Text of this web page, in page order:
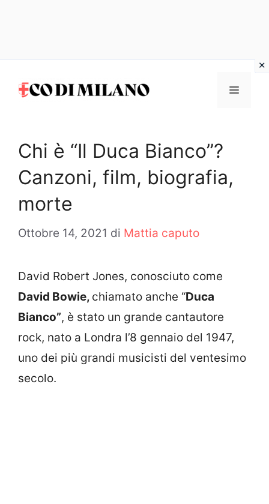
MENU
Chi è “Il Duca Bianco”?
Canzoni, film, biografia,
morte
Ottobre 14, 2021 di Mattia caputo
David Robert Jones, conosciuto come
David Bowie, chiamato anche “Duca
Bianco”, è stato un grande cantautore
rock, nato a Londra l’8 gennaio del 1947,
uno dei più grandi musicisti del ventesimo
secolo.